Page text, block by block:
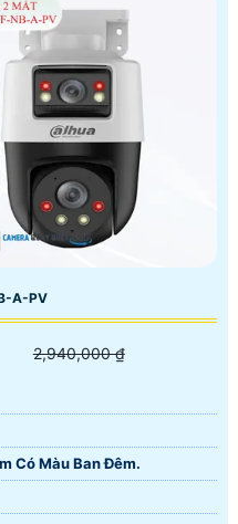
A-PV
2,940,000 ₫
Có Màu Ban Ðêm.